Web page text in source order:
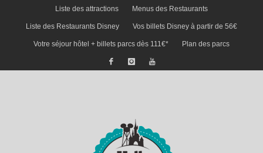
Liste des attractions Menus des Restaurants
Liste des Restaurants Disney Vos billets Disney à partir de 56€
Votre séjour hôtel + billets parcs dès 111€* Plan des parcs